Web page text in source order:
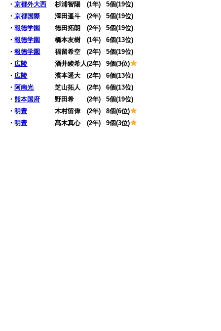
・京都外大西 杉浦智陽 (1年) 05個(19位)
・京都国際 澤田遥斗 (2年) 05個(19位)
・報徳学園 徳田拓朗 (2年) 05個(19位)
・報徳学園 橋本友樹 (1年) 06個(13位)
・報徳学園 福留希空 (2年) 05個(19位)
・ 広陵 酒井綾希人(2年) 09個(3位)
・ 広陵 濱本遥大 (2年) 06個(13位)
・ 阿南光 芝山拓人 (2年) 06個(13位)
・熊本国府 野田希 (2年) 05個(19位)
・明豊 木村留偉 (2年) 08個(6位)
・明豊 髙木真心 (2年) 09個(3位)